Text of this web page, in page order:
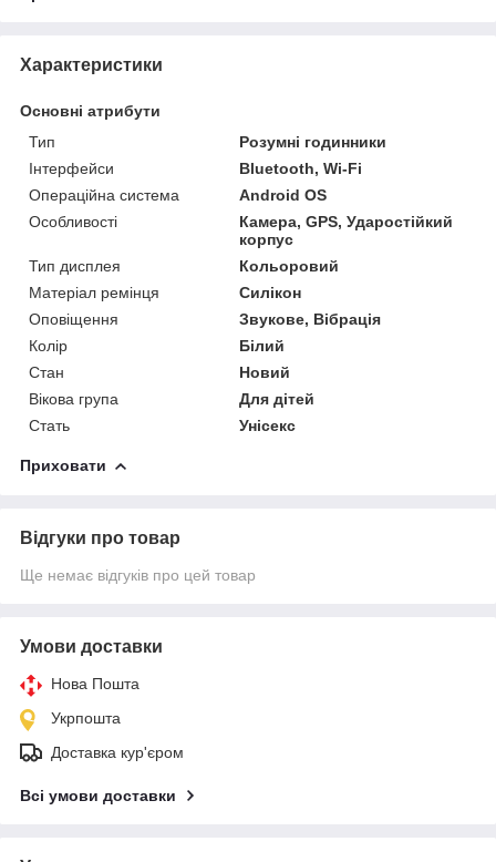
Характеристики
Основні атрибути
Тип
Розумні годинники
Інтерфейси
Bluetooth, Wi-Fi
Операційна система
Android OS
Особливості
Камера, GPS, Ударостійкий
корпус
Тип дисплея
Кольоровий
Матеріал ремінця
Силікон
Оповіщення
Звукове, Вібрація
Колір
Білий
Стан
Новий
Вікова група
Для дітей
Стать
Унісекс
Приховати
Відгуки про товар
Ще немає відгуків про цей товар
Умови доставки
Нова Пошта
Укрпошта
Доставка кур'єром
Всі умови доставки